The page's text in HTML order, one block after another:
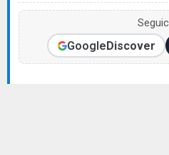
GoogleDiscover